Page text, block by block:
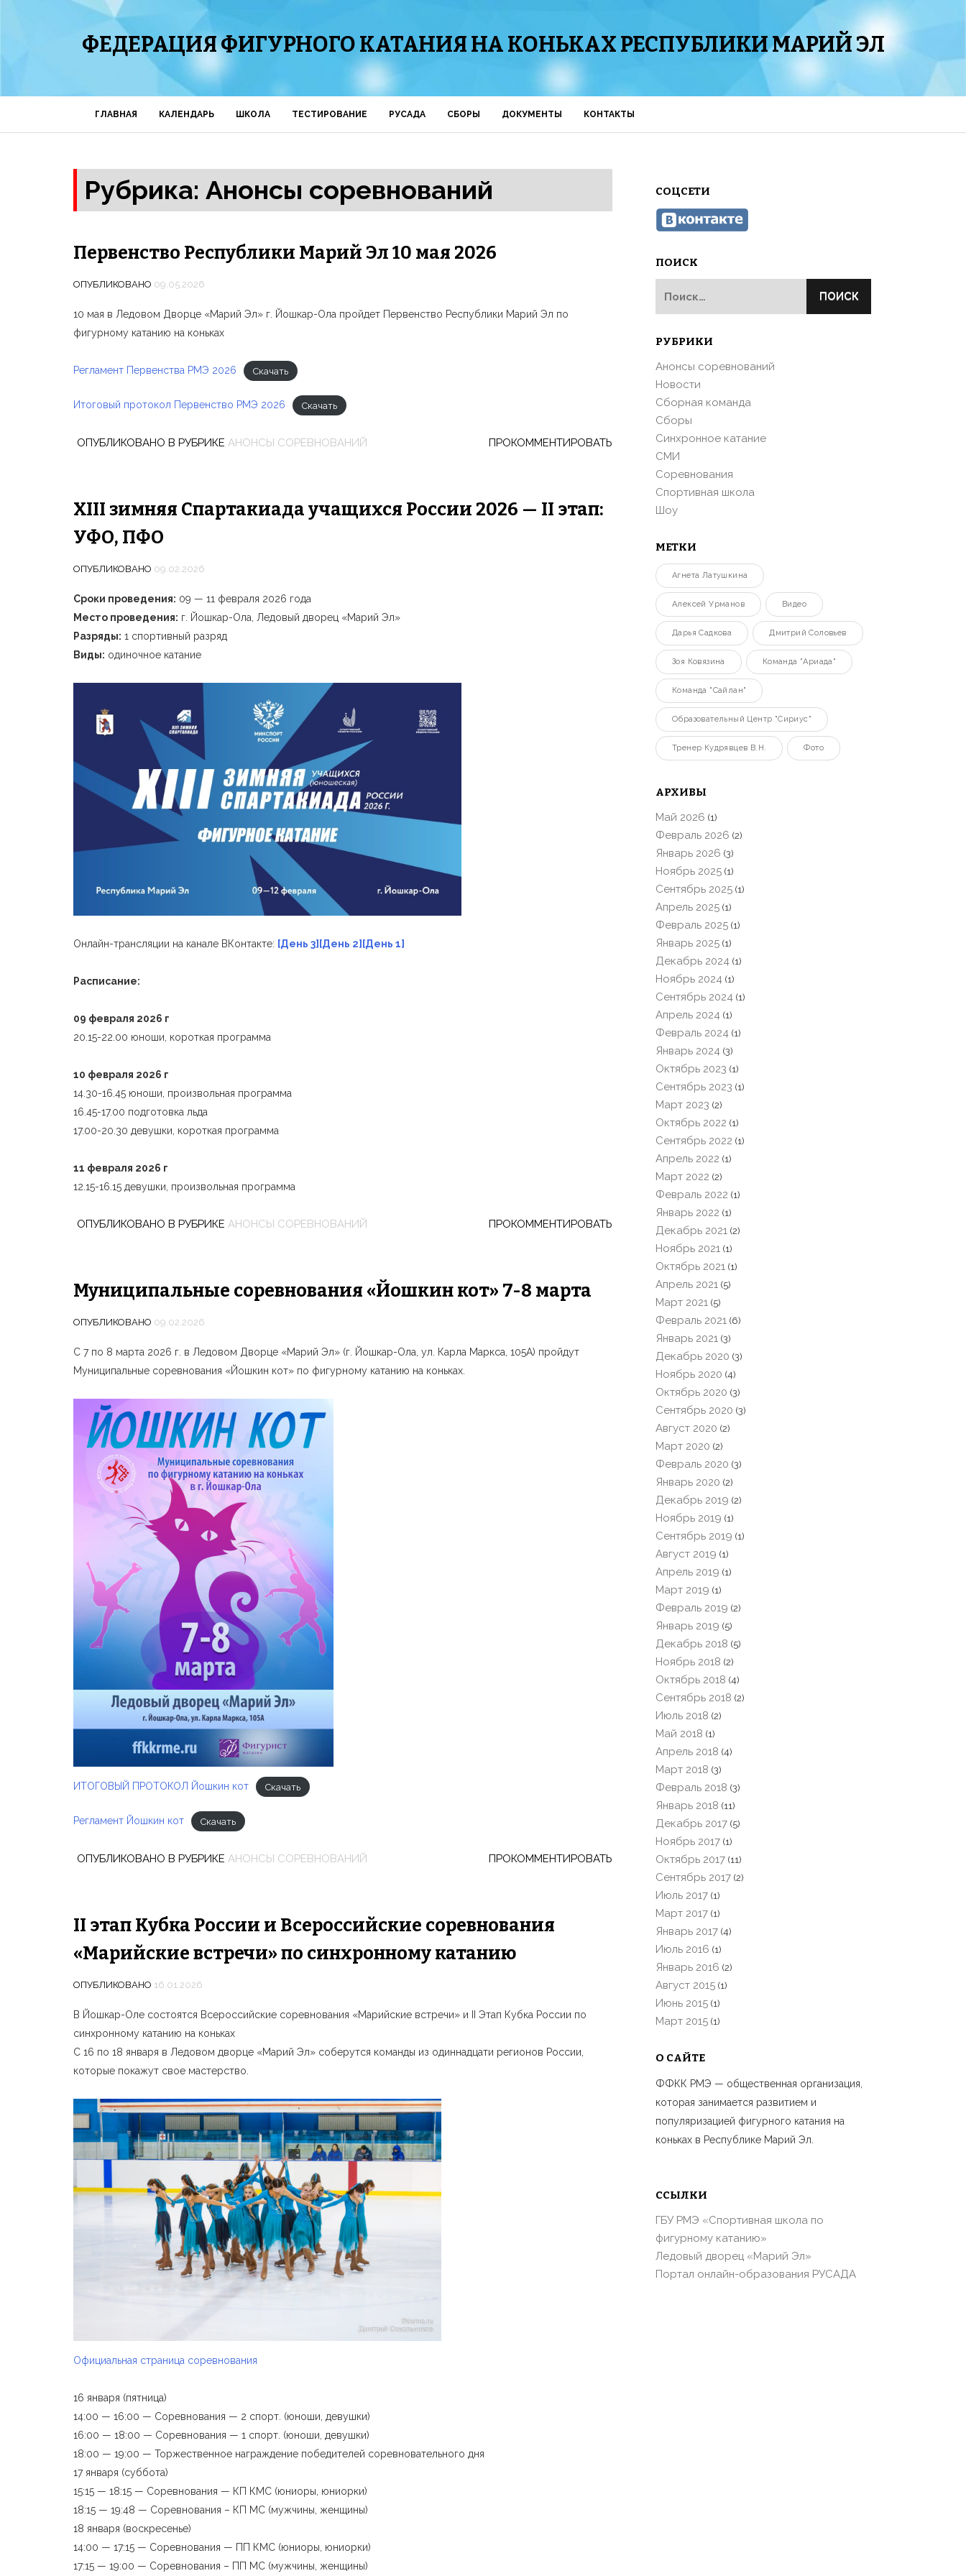
ФЕДЕРАЦИЯ ФИГУРНОГО КАТАНИЯ НА КОНЬКАХ РЕСПУБЛИКИ МАРИЙ ЭЛ
ГЛАВНАЯ КАЛЕНДАРЬ ШКОЛА ТЕСТИРОВАНИЕ РУСАДА СБОРЫ ДОКУМЕНТЫ КОНТАКТЫ
Рубрика: Анонсы соревнований
Первенство Республики Марий Эл 10 мая 2026
ОПУБЛИКОВАНО 09.05.2026
10 мая в Ледовом Дворце «Марий Эл» г. Йошкар-Ола пройдет Первенство Республики Марий Эл по
фигурному катанию на коньках
Регламент Первенства РМЭ 2026 Скачать
Итоговый протокол Первенство РМЭ 2026 Скачать
ОПУБЛИКОВАНО В РУБРИКЕ АНОНСЫ СОРЕВНОВАНИЙ ПРОКОММЕНТИРОВАТЬ
XIII зимняя Спартакиада учащихся России 2026 — II этап:
УФО, ПФО
ОПУБЛИКОВАНО 09.02.2026
Сроки проведения: 09 — 11 февраля 2026 года
Место проведения: г. Йошкар-Ола, Ледовый дворец «Марий Эл»
Разряды: 1 спортивный разряд
Виды: одиночное катание
Онлайн-трансляции на канале ВКонтакте: [День 3] [День 2] [День 1]
Расписание:
09 февраля 2026 г
20.15-22.00 юноши, короткая программа
10 февраля 2026 г
14.30-16.45 юноши, произвольная программа
16.45-17.00 подготовка льда
17.00-20.30 девушки, короткая программа
11 февраля 2026 г
12.15-16.15 девушки, произвольная программа
ОПУБЛИКОВАНО В РУБРИКЕ АНОНСЫ СОРЕВНОВАНИЙ ПРОКОММЕНТИРОВАТЬ
Муниципальные соревнования «Йошкин кот» 7-8 марта
ОПУБЛИКОВАНО 09.02.2026
С 7 по 8 марта 2026 г. в Ледовом Дворце «Марий Эл» (г. Йошкар-Ола, ул. Карла Маркса, 105А) пройдут
Муниципальные соревнования «Йошкин кот» по фигурному катанию на коньках.
ИТОГОВЫЙ ПРОТОКОЛ Йошкин кот Скачать
Регламент Йошкин кот Скачать
ОПУБЛИКОВАНО В РУБРИКЕ АНОНСЫ СОРЕВНОВАНИЙ ПРОКОММЕНТИРОВАТЬ
II этап Кубка России и Всероссийские соревнования
«Марийские встречи» по синхронному катанию
ОПУБЛИКОВАНО 16.01.2026
В Йошкар-Оле состоятся Всероссийские соревнования «Марийские встречи» и II Этап Кубка России по
синхронному катанию на коньках
С 16 по 18 января в Ледовом дворце «Марий Эл» соберутся команды из одиннадцати регионов России,
которые покажут свое мастерство.
Официальная страница соревнования
16 января (пятница)
14:00 — 16:00 — Соревнования — 2 спорт. (юноши, девушки)
16:00 — 18:00 — Соревнования — 1 спорт. (юноши, девушки)
18:00 — 19:00 — Торжественное награждение победителей соревновательного дня
17 января (суббота)
15:15 — 18:15 — Соревнования — КП КМС (юниоры, юниорки)
18:15 — 19:48 — Соревнования – КП МС (мужчины, женщины)
18 января (воскресенье)
14:00 — 17:15 — Соревнования — ПП КМС (юниоры, юниорки)
17:15 — 19:00 — Соревнования – ПП МС (мужчины, женщины)
СОЦСЕТИ
ПОИСК
РУБРИКИ
Анонсы соревнований
Новости
Сборная команда
Сборы
Синхронное катание
СМИ
Соревнования
Спортивная школа
Шоу
МЕТКИ
Агнета Латушкина
Алексей Урманов Видео
Дарья Садкова Дмитрий Соловьев
Зоя Ковязина Команда "Ариада"
Команда "Сайлан"
Образовательный Центр "Сириус"
Тренер Кудрявцев В.Н. Фото
АРХИВЫ
Май 2026 (1)
Февраль 2026 (2)
Январь 2026 (3)
Ноябрь 2025 (1)
Сентябрь 2025 (1)
Апрель 2025 (1)
Февраль 2025 (1)
Январь 2025 (1)
Декабрь 2024 (1)
Ноябрь 2024 (1)
Сентябрь 2024 (1)
Апрель 2024 (1)
Февраль 2024 (1)
Январь 2024 (3)
Октябрь 2023 (1)
Сентябрь 2023 (1)
Март 2023 (2)
Октябрь 2022 (1)
Сентябрь 2022 (1)
Апрель 2022 (1)
Март 2022 (2)
Февраль 2022 (1)
Январь 2022 (1)
Декабрь 2021 (2)
Ноябрь 2021 (1)
Октябрь 2021 (1)
Апрель 2021 (5)
Март 2021 (5)
Февраль 2021 (6)
Январь 2021 (3)
Декабрь 2020 (3)
Ноябрь 2020 (4)
Октябрь 2020 (3)
Сентябрь 2020 (3)
Август 2020 (2)
Март 2020 (2)
Февраль 2020 (3)
Январь 2020 (2)
Декабрь 2019 (2)
Ноябрь 2019 (1)
Сентябрь 2019 (1)
Август 2019 (1)
Апрель 2019 (1)
Март 2019 (1)
Февраль 2019 (2)
Январь 2019 (5)
Декабрь 2018 (5)
Ноябрь 2018 (2)
Октябрь 2018 (4)
Сентябрь 2018 (2)
Июль 2018 (2)
Май 2018 (1)
Апрель 2018 (4)
Март 2018 (3)
Февраль 2018 (3)
Январь 2018 (11)
Декабрь 2017 (5)
Ноябрь 2017 (1)
Октябрь 2017 (11)
Сентябрь 2017 (2)
Июль 2017 (1)
Март 2017 (1)
Январь 2017 (4)
Июль 2016 (1)
Январь 2016 (2)
Август 2015 (1)
Июнь 2015 (1)
Март 2015 (1)
О САЙТЕ
ФФКК РМЭ — общественная организация,
которая занимается развитием и
популяризацией фигурного катания на
коньках в Республике Марий Эл.
ССЫЛКИ
ГБУ РМЭ «Спортивная школа по
фигурному катанию»
Ледовый дворец «Марий Эл»
Портал онлайн-образования РУСАДА